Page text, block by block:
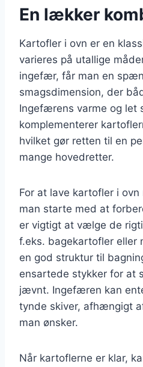
En lækker
Kartofler i ovn er en
varieres på utallige
ingefær, får man en
smagsdimension, der
Ingefærens varme og let
komplementerer
hvilket gør retten til en
mange hovedretter.
For at lave kartofler i
man starte med at
er vigtigt at vælge de
f.eks. bagekartofler eller
en god struktur til
ensartede stykker for at
jævnt. Ingefæren kan
tynde skiver, afhængigt
man ønsker.
Når kartoflerne er klar,